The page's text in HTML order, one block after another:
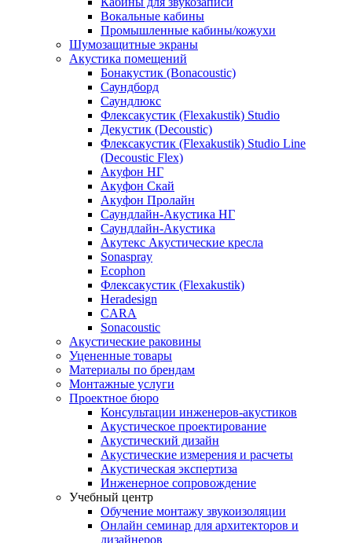
Вокальные кабины
Промышленные кабины/кожухи
Шумозащитные экраны
Акустика помещений
Бонакустик (Bonacoustic)
Саундборд
Саундлюкс
Флексакустик (Flexakustik) Studio
Декустик (Decoustic)
Флексакустик (Flexakustik) Studio Line
(Decoustic Flex)
Акуфон НГ
Акуфон Скай
Акуфон Пролайн
Саундлайн-Акустика НГ
Саундлайн-Акустика
Акутекс Акустические кресла
Sonaspray
Ecophon
Флексакустик (Flexakustik)
Heradesign
CARA
Sonacoustic
Акустические раковины
Уцененные товары
Материалы по брендам
Монтажные услуги
Проектное бюро
Консультации инженеров-акустиков
Акустическое проектирование
Акустический дизайн
Акустические измерения и расчеты
Акустическая экспертиза
Инженерное сопровождение
Учебный центр
Обучение монтажу звукоизоляции
Онлайн семинар для архитекторов и
дизайнеров